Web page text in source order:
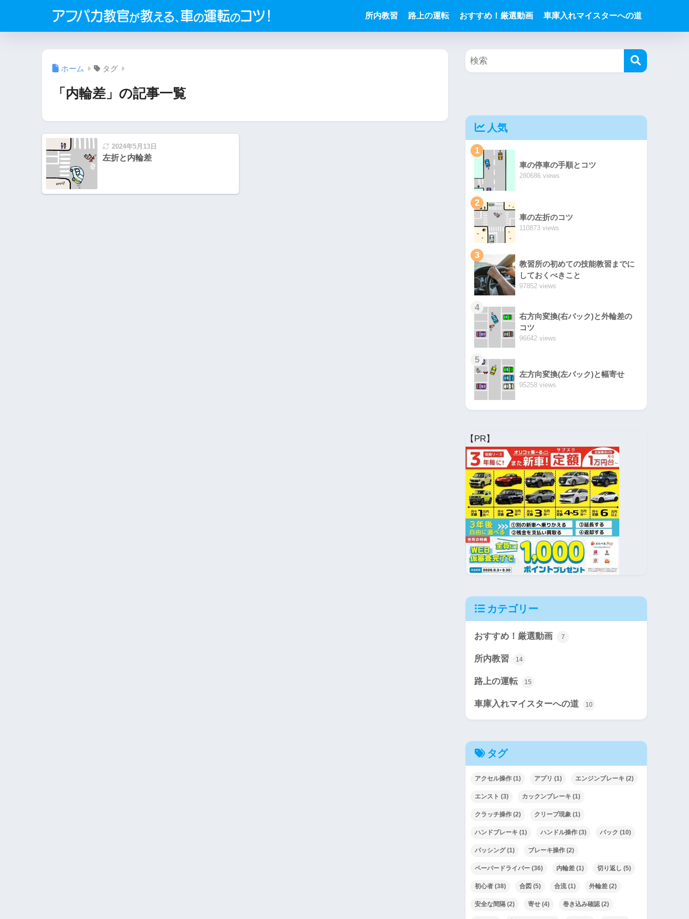
所内教習 路上の運転 おすすめ！厳選動画 車庫入れマイスターへの道
ホーム タグ
「内輪差」の記事一覧
2024年5月13日
左折と内輪差
人気
1
車の停車の手順とコツ
280686 views
2
車の左折のコツ
110873 views
3
教習所の初めての技能教習までに
しておくべきこと
97852 views
4
右方向変換(右バック)と外輪差の
コツ
96642 views
5
左方向変換(左バック)と幅寄せ
95258 views
【PR】
カテゴリー
おすすめ！厳選動画 7
所内教習 14
路上の運転 15
車庫入れマイスターへの道 10
タグ
アクセル操作 (1) アプリ (1) エンジンブレーキ (2)
エンスト (3) カックンブレーキ (1)
クラッチ操作 (2) クリープ現象 (1)
ハンドブレーキ (1) ハンドル操作 (3) バック (10)
パッシング(1) ブレーキ操作 (2)
ペーパードライバー (36) 内輪差 (1) 切り返し (5)
初心者 (38) 合図 (5) 合流(1) 外輪差 (2)
安全な間隔 (2) 寄せ (4) 巻き込み確認(2)